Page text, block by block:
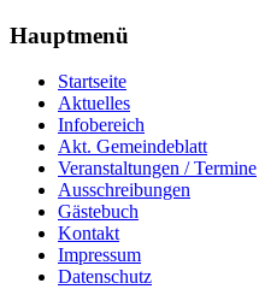
Hauptmenü
Startseite
Aktuelles
Infobereich
Akt. Gemeindeblatt
Veranstaltungen / Termine
Ausschreibungen
Gästebuch
Kontakt
Impressum
Datenschutz